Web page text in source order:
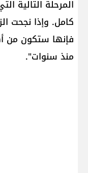
المرحلة التالية
كامل. وإذا نجحت
فإنها ستكون من
‏منذ سنوات".